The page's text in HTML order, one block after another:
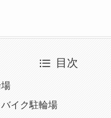
目次
イク駐輪場